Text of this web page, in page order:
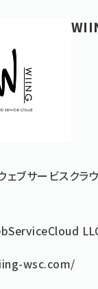
ェブサービスクラ
wsc.com/